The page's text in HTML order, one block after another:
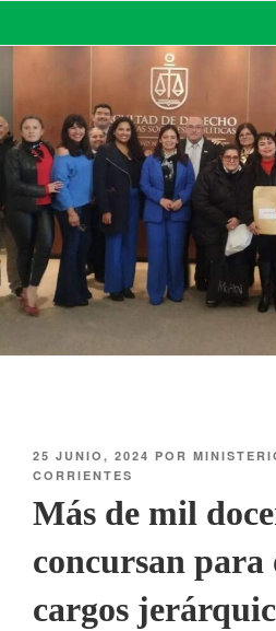
MINISTERIO DE
DE CORRIENTES
25 JUNIO, 2024 POR
CORRIENTES
Más de mil
concursan para
cargos